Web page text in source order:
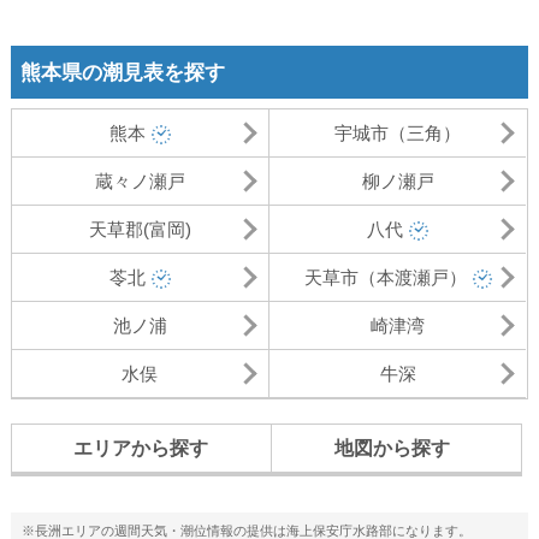
熊本県の潮見表を探す
熊本 宇城市（三角）
蔵々ノ瀬戸 柳ノ瀬戸
天草郡(富岡) 八代
苓北 天草市（本渡瀬戸）
池ノ浦 崎津湾
水俣 牛深
エリアから探す 地図から探す
※長洲エリアの週間天気・潮位情報の提供は海上保安庁水路部になります。